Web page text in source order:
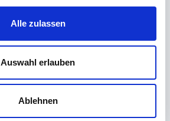
Alle zulassen
Auswahl erlauben
Ablehnen